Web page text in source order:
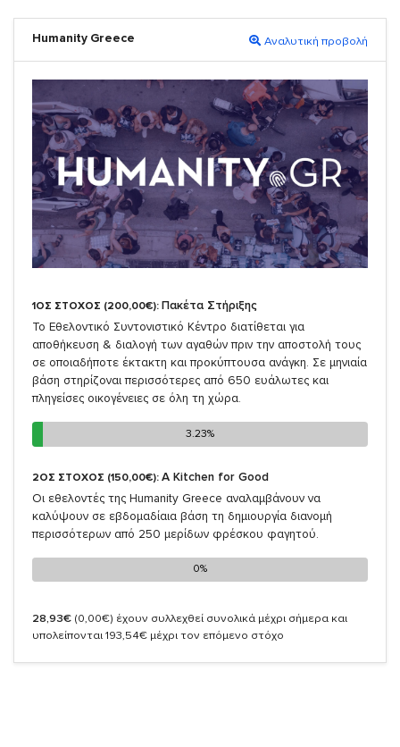
Humanity Greece Αναλυτική προβολή
1ΟΣ ΣΤΟΧΟΣ (200,00€): Πακέτα Στήριξης
Το Εθελοντικό Συντονιστικό Κέντρο διατίθεται για
αποθήκευση & διαλογή των αγαθών πριν την αποστολή τους
σε οποιαδήποτε έκτακτη και προκύπτουσα ανάγκη. Σε μηνιαία
βάση στηρίζοναι περισσότερες από 650 ευάλωτες και
πληγείσες οικογένειες σε όλη τη χώρα.
3.23%
3.23%
2ΟΣ ΣΤΟΧΟΣ (150,00€): A Kitchen for Good
Oι εθελοντές της Humanity Greece αναλαμβάνουν να
καλύψουν σε εβδομαδίαια βάση τη δημιουργία διανομή
περισσότερων από 250 μερίδων φρέσκου φαγητού.
0%
0%
28,93€ (0,00€) έχουν συλλεχθεί συνολικά μέχρι σήμερα και
υπολείπονται 193,54€ μέχρι τον επόμενο στόχο